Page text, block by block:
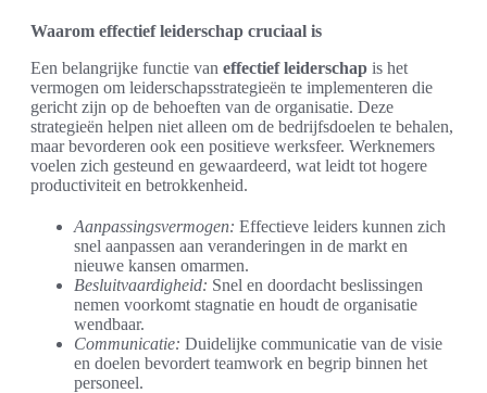
Waarom effectief leiderschap cruciaal is
Een belangrijke functie van effectief leiderschap is het
vermogen om leiderschapsstrategieën te implementeren die
gericht zijn op de behoeften van de organisatie. Deze
strategieën helpen niet alleen om de bedrijfsdoelen te behalen,
maar bevorderen ook een positieve werksfeer. Werknemers
voelen zich gesteund en gewaardeerd, wat leidt tot hogere
productiviteit en betrokkenheid.
Aanpassingsvermogen: Effectieve leiders kunnen zich
snel aanpassen aan veranderingen in de markt en
nieuwe kansen omarmen.
Besluitvaardigheid: Snel en doordacht beslissingen
nemen voorkomt stagnatie en houdt de organisatie
wendbaar.
Communicatie: Duidelijke communicatie van de visie
en doelen bevordert teamwork en begrip binnen het
personeel.